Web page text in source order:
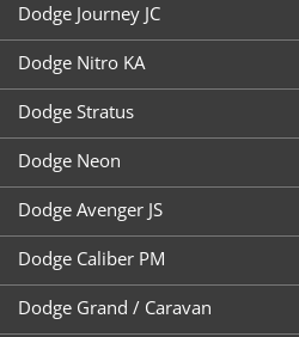
Dodge Journey JC
Dodge Nitro KA
Dodge Stratus
Dodge Neon
Dodge Avenger JS
Dodge Caliber PM
Dodge Grand / Caravan